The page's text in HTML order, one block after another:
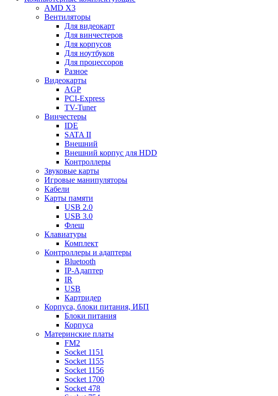
AMD X3
Вентиляторы
Для видеокарт
Для винчестеров
Для корпусов
Для ноутбуков
Для процессоров
Разное
Видеокарты
AGP
PCI-Express
TV-Tuner
Винчестеры
IDE
SATA II
Внешний
Внешний корпус для HDD
Контроллеры
Звуковые карты
Игровые манипуляторы
Кабели
Карты памяти
USB 2.0
USB 3.0
Флеш
Клавиатуры
Комплект
Контроллеры и адаптеры
Bluetooth
IP-Адаптер
IR
USB
Картридер
Корпуса, блоки питания, ИБП
Блоки питания
Корпуса
Материнские платы
FM2
Socket 1151
Socket 1155
Socket 1156
Socket 1700
Socket 478